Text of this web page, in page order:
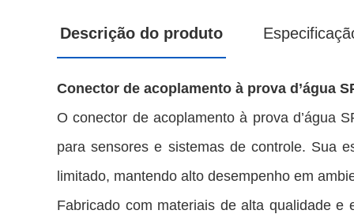
Descrição do produto
Conector de acoplamento à prova d’água
O conector de acoplamento à prova d’água
para sensores e sistemas de controle. Sua
limitado, mantendo alto desempenho em
Fabricado com materiais de alta qualidade e